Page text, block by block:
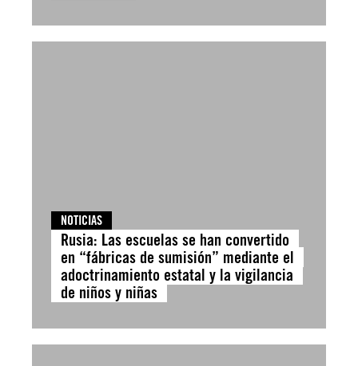
NOTICIAS
Rusia: Las escuelas se han convertido
en “fábricas de sumisión” mediante el
adoctrinamiento estatal y la vigilancia
de niños y niñas